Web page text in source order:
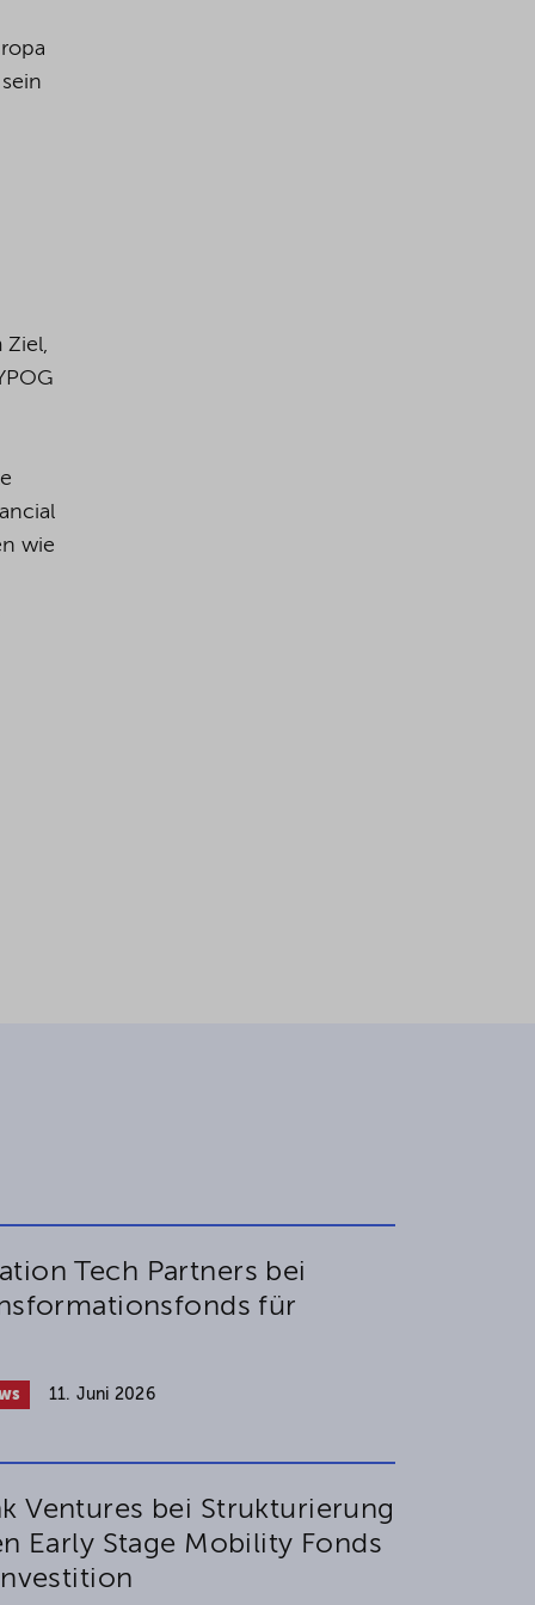
wie
Tech Partners bei
für
11. Juni 2026
Ventures bei Strukturierung
Early Stage Mobility Fonds